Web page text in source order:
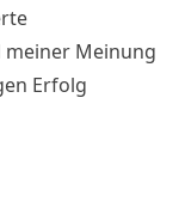
Meinung
Erfolg